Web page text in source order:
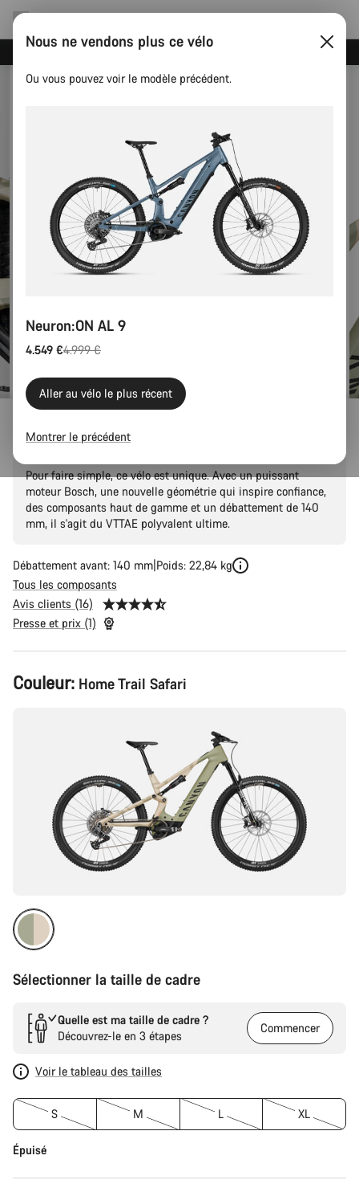
Recevez nos meilleures offres avec la newsletter Canyon
Neuron:ON CF 9
Pour faire simple, ce vélo est unique. Avec un puissant
moteur Bosch, une nouvelle géométrie qui inspire confiance,
des composants haut de gamme et un débattement de 140
mm, il s'agit du VTTAE polyvalent ultime.
Débattement avant: 140 mm Poids: 22,84 kg
Tous les composants
Avis clients (16)
Presse et prix (1)
Configuration
du
Couleur: Home Trail Safari
Sélectionner la taille de cadre
Quelle est ma taille de cadre ?
Découvrez-le en 3 étapes
Commencer
Voir le tableau des tailles
S M L XL
Épuisé
Nous ne vendons plus ce vélo
Ou vous pouvez voir le modèle précédent.
Neuron:ON AL 9
4.549 €
Prix
d’origine
4.999 €
Aller au vélo le plus récent
Montrer le précédent